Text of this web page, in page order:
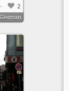
2
German